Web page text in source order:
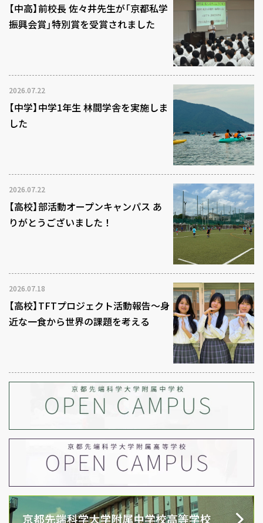
【中高】前校長 佐々井先生が「京都私学
振興会賞」特別賞を受賞されました
2026.07.22
【中学】中学1年生 林間学舎を実施しま
した
2026.07.22
【高校】部活動オープンキャンパス あ
りがとうございました！
2026.07.18
【高校】TFTプロジェクト活動報告～身
近な一食から世界の課題を考える